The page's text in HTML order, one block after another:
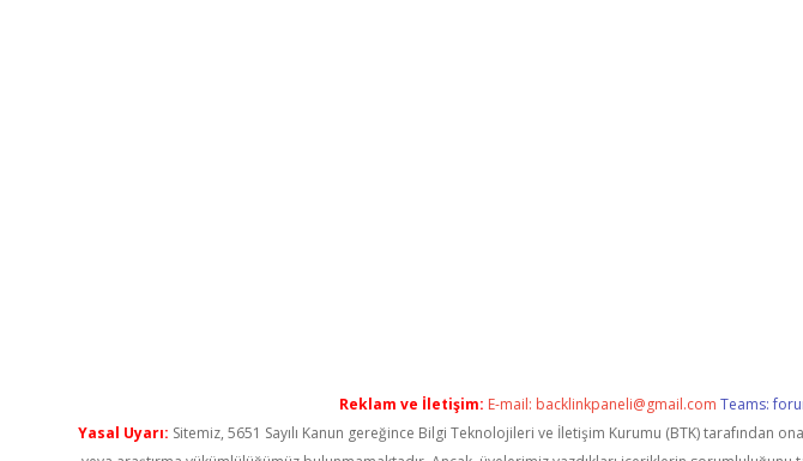
Reklam ve İletişim: E-mail: backlinkpaneli@gmail.com Teams:
Yasal Uyarı: Sitemiz, 5651 Sayılı Kanun gereğince Bilgi Teknolojileri ve İletişim Kurumu (BTK)